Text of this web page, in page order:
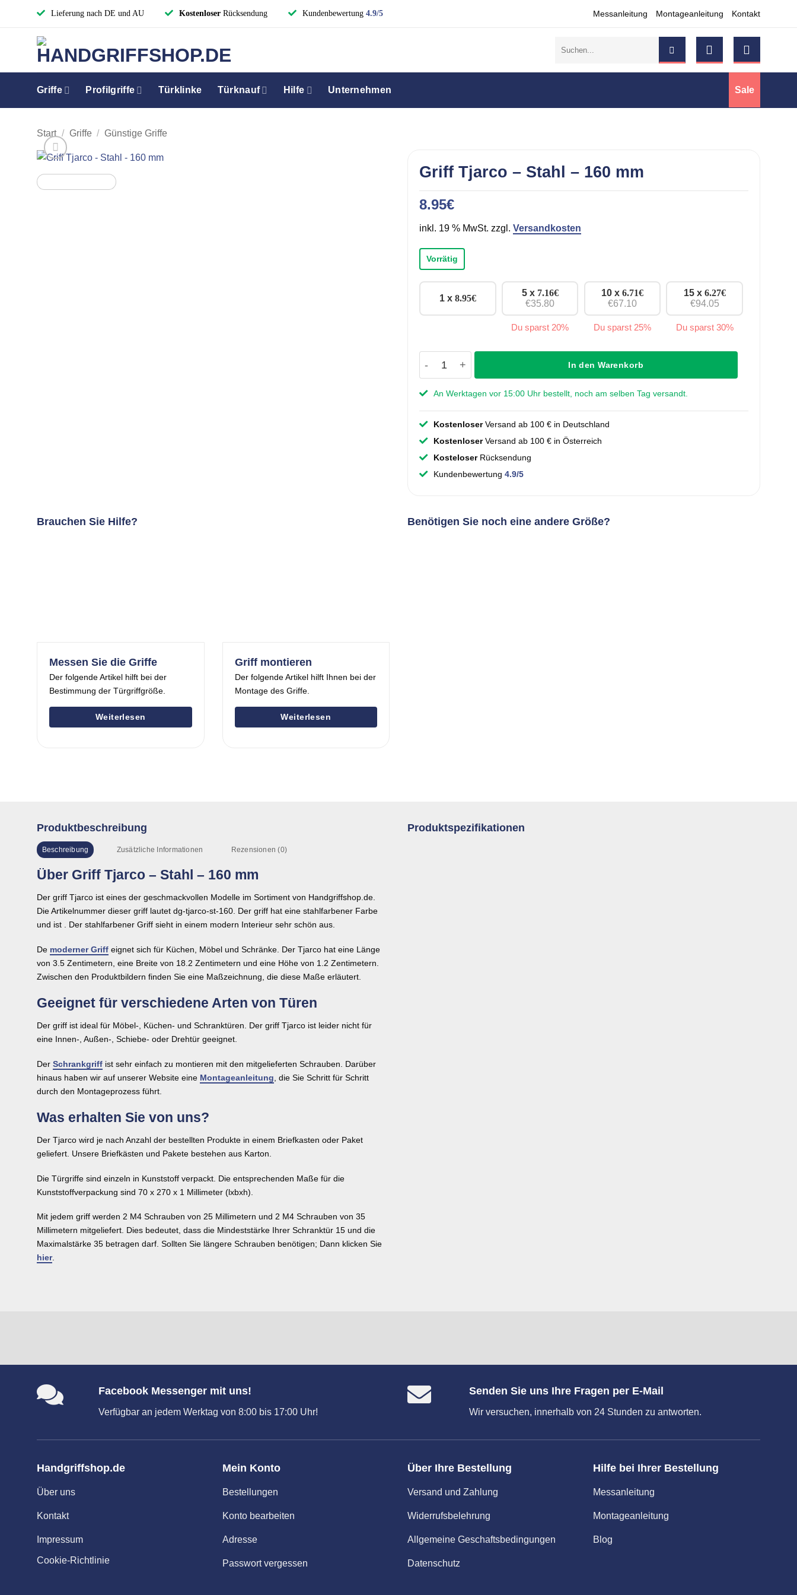
Lieferung nach DE und AU Kostenloser Rücksendung Kundenbewertung 4.9/5 Messanleitung Montageanleitung Kontakt
nach:
Griffe Profilgriffe Türklinke Türknauf Hilfe Unternehmen Sale
Start / Griffe / Günstige Griffe
Griff Tjarco – Stahl – 160 mm
8.95€
inkl. 19 % MwSt. zzgl. Versandkosten
Vorrätig
1 x 8.95€
5 x 7.16€
€35.80
Du sparst 20%
10 x 6.71€
€67.10
Du sparst 25%
15 x 6.27€
€94.05
Du sparst 30%
In den Warenkorb
An Werktagen vor 15:00 Uhr bestellt, noch am selben Tag versandt.
KostenloserVersand ab 100 € in Deutschland
KostenloserVersand ab 100 € in Österreich
Kosteloser Rücksendung
Kundenbewertung 4.9/5
Brauchen Sie Hilfe?
Messen Sie die Griffe
Der folgende Artikel hilft bei der
Bestimmung der Türgriffgröße.
Weiterlesen
Griff montieren
Der folgende Artikel hilft Ihnen bei der
Montage des Griffe.
Weiterlesen
Benötigen Sie noch eine andere Größe?
Produktbeschreibung
Beschreibung Zusätzliche Informationen Rezensionen (0)
Über Griff Tjarco – Stahl – 160 mm
Der griff Tjarco ist eines der geschmackvollen Modelle im Sortiment von Handgriffshop.de.
Die Artikelnummer dieser griff lautet dg-tjarco-st-160. Der griff hat eine stahlfarbener Farbe
und ist . Der stahlfarbener Griff sieht in einem modern Interieur sehr schön aus.
De moderner Griff eignet sich für Küchen, Möbel und Schränke. Der Tjarco hat eine Länge
von 3.5 Zentimetern, eine Breite von 18.2 Zentimetern und eine Höhe von 1.2 Zentimetern.
Zwischen den Produktbildern finden Sie eine Maßzeichnung, die diese Maße erläutert.
Geeignet für verschiedene Arten von Türen
Der griff ist ideal für Möbel-, Küchen- und Schranktüren. Der griff Tjarco ist leider nicht für
eine Innen-, Außen-, Schiebe- oder Drehtür geeignet.
Der Schrankgriff ist sehr einfach zu montieren mit den mitgelieferten Schrauben. Darüber
hinaus haben wir auf unserer Website eine Montageanleitung , die Sie Schritt für Schritt
durch den Montageprozess führt.
Was erhalten Sie von uns?
Der Tjarco wird je nach Anzahl der bestellten Produkte in einem Briefkasten oder Paket
geliefert. Unsere Briefkästen und Pakete bestehen aus Karton.
Die Türgriffe sind einzeln in Kunststoff verpackt. Die entsprechenden Maße für die
Kunststoffverpackung sind 70 x 270 x 1 Millimeter (lxbxh).
Mit jedem griff werden 2 M4 Schrauben von 25 Millimetern und 2 M4 Schrauben von 35
Millimetern mitgeliefert. Dies bedeutet, dass die Mindeststärke Ihrer Schranktür 15 und die
Maximalstärke 35 betragen darf. Sollten Sie längere Schrauben benötigen; Dann klicken Sie
hier.
Produktspezifikationen
Facebook Messenger mit uns!
Verfügbar an jedem Werktag von 8:00 bis 17:00 Uhr!
Senden Sie uns Ihre Fragen per E-Mail
Wir versuchen, innerhalb von 24 Stunden zu antworten.
Handgriffshop.de
Über uns
Kontakt
Impressum
Cookie-Richtlinie
Mein Konto
Bestellungen
Konto bearbeiten
Adresse
Passwort vergessen
Über Ihre Bestellung
Versand und Zahlung
Widerrufsbelehrung
Allgemeine Geschaftsbedingungen
Datenschutz
Hilfe bei Ihrer Bestellung
Messanleitung
Montageanleitung
Blog